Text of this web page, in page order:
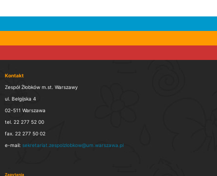
Kontakt
Zespół Żłobków m.st. Warszawy
ul. Belgijska 4
02-511 Warszawa
tel. 22 277 52 00
fax. 22 277 50 02
e-mail: sekretariat.zespolzlobkow@um.warszawa.pl
Zapytania